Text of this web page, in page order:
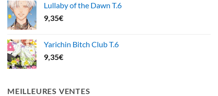
Lullaby of the Dawn T.6
9,35€
Yarichin Bitch Club T.6
9,35€
MEILLEURES VENTES